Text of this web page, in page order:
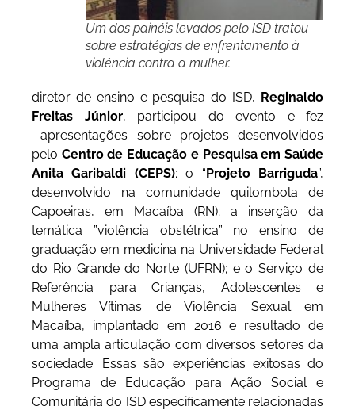
Um dos painéis levados pelo ISD tratou
sobre estratégias de enfrentamento à
violência contra a mulher.
diretor de ensino e pesquisa do ISD, Reginaldo
Freitas Júnior, participou do evento e fez
apresentações sobre projetos desenvolvidos
pelo Centro de Educação e Pesquisa em Saúde
Anita Garibaldi (CEPS): o “Projeto Barriguda”,
desenvolvido na comunidade quilombola de
Capoeiras, em Macaíba (RN); a inserção da
temática ”violência obstétrica” no ensino de
graduação em medicina na Universidade Federal
do Rio Grande do Norte (UFRN); e o Serviço de
Referência para Crianças, Adolescentes e
Mulheres Vítimas de Violência Sexual em
Macaíba, implantado em 2016 e resultado de
uma ampla articulação com diversos setores da
sociedade. Essas são experiências exitosas do
Programa de Educação para Ação Social e
Comunitária do ISD especificamente relacionadas